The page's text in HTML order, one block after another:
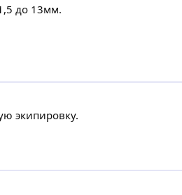
до 13мм.
экипировку.